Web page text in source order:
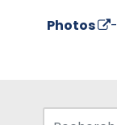
Photos
-